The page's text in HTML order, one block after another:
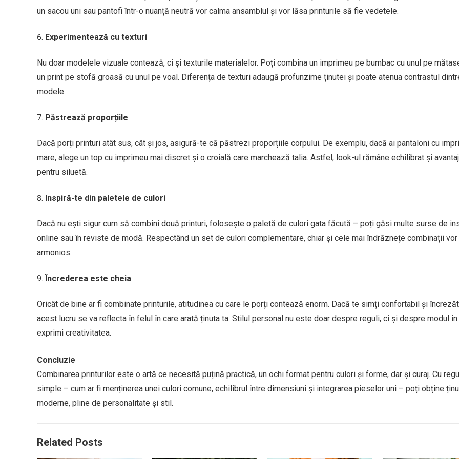
un sacou uni sau pantofi într-o nuanță neutră vor calma ansamblul și vor lăsa printurile să fie vedetele.
Experimentează cu texturi
Nu doar modelele vizuale contează, ci și texturile materialelor. Poți combina un imprimeu pe bumbac cu unul pe
un print pe stofă groasă cu unul pe voal. Diferența de texturi adaugă profunzime ținutei și poate atenua contrastul
modele.
Păstrează proporțiile
Dacă porți printuri atât sus, cât și jos, asigură-te că păstrezi proporțiile corpului. De exemplu, dacă ai pantaloni cu
mare, alege un top cu imprimeu mai discret și o croială care marchează talia. Astfel, look-ul rămâne echilibrat și
pentru siluetă.
Inspiră-te din paletele de culori
Dacă nu ești sigur cum să combini două printuri, folosește o paletă de culori gata făcută – poți găsi multe surse de
online sau în reviste de modă. Respectând un set de culori complementare, chiar și cele mai îndrăznețe combinații vor
armonios.
Încrederea este cheia
Oricât de bine ar fi combinate printurile, atitudinea cu care le porți contează enorm. Dacă te simți confortabil și
acest lucru se va reflecta în felul în care arată ținuta ta. Stilul personal nu este doar despre reguli, ci și despre modul
exprimi creativitatea.
Concluzie
Combinarea printurilor este o artă ce necesită puțină practică, un ochi format pentru culori și forme, dar și curaj. Cu
simple – cum ar fi menținerea unei culori comune, echilibrul între dimensiuni și integrarea pieselor uni – poți obține
moderne, pline de personalitate și stil.
Related Posts